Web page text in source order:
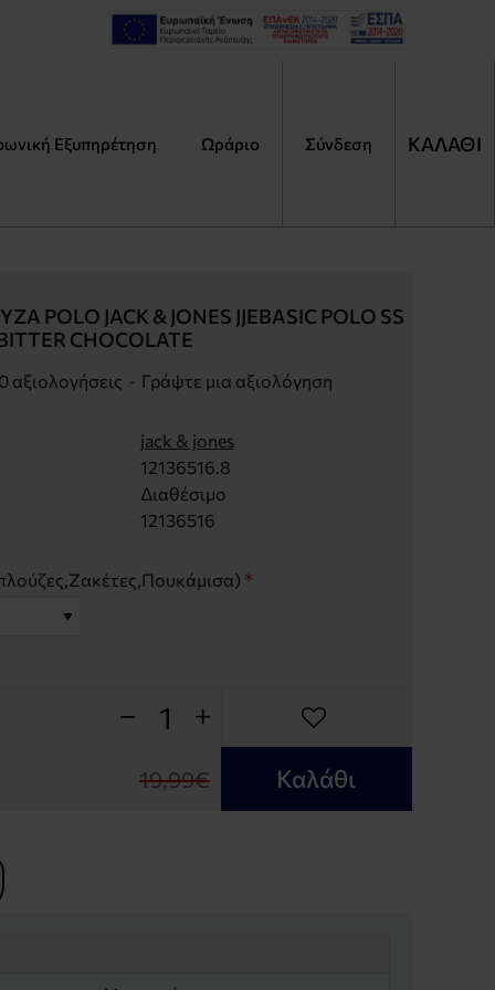
Τι
Αναζήτηση
Εξυπηρέτηση Ωράριο Σύνδεση ΚΑΛΑΘΙ
POLO JACK & JONES JJEBASIC POLO SS
CHOCOLATE
jack & jones
12136516.8
Διαθέσιμο
12136516
0 αξιολογήσεις - Γράψτε μια αξιολόγηση
19,99€ Καλάθι